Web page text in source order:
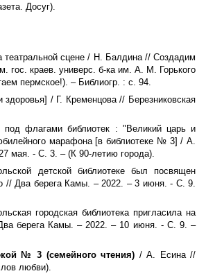
Досуг).
театральной сцене / Н. Балдина // Создадим
гос. краев. универс. б-ка им. А. М. Горького
пермское!). – Библиогр. : с. 94.
/ Г. Кременцова // Березниковская
под флагами библиотек : "Великий царь и
марафона [в библиотеке № 3] / А.
мая. - С. 3. – (К 90-летию города).
детской библиотеке был посвящен
// Два берега Камы. – 2022. – 3 июня. - С. 9.
городская библиотека пригласила на
берега Камы. – 2022. – 10 июня. - С. 9. –
№ 3 (семейного чтения) / А. Есина //
любви).